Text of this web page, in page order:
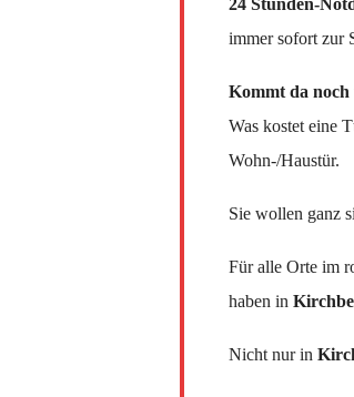
24 Stunden-
immer sofort zur
Kommt da noch
Was kostet eine
Wohn-/Haustür.
Sie wollen ganz
Für alle Orte im
haben in
Nicht nur in